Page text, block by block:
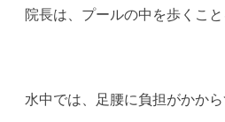
院長は、プールの中を歩くこと
水中では、足腰に負担がかから